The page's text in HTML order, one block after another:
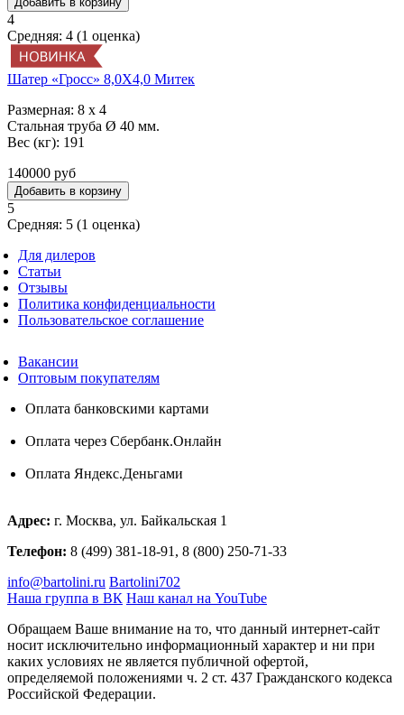
4
Средняя: 4 (1 оценка)
Шатер «Гросс» 8,0Х4,0 Митек
Размерная: 8 х 4
Стальная труба Ø 40 мм.
Вес (кг): 191
140000 руб
5
Средняя: 5 (1 оценка)
Для дилеров
Статьи
Отзывы
Политика конфиденциальности
Пользовательское соглашение
Вакансии
Оптовым покупателям
Оплата банковскими картами
Оплата через Сбербанк.Онлайн
Оплата Яндекс.Деньгами
Адрес: г. Москва, ул. Байкальская 1
Телефон: 8 (499) 381-18-91, 8 (800) 250-71-33
info@bartolini.ru Bartolini702
Наша группа в ВК Наш канал на YouTube
Обращаем Ваше внимание на то, что данный интернет-сайт
носит исключительно информационный характер и ни при
каких условиях не является публичной офертой,
определяемой положениями ч. 2 ст. 437 Гражданского кодекса
Российской Федерации.